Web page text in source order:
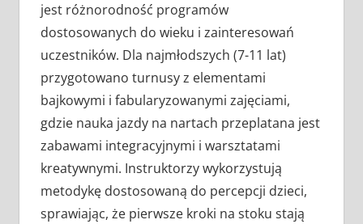
jest różnorodność programów
dostosowanych do wieku i zainteresowań
uczestników. Dla najmłodszych (7-11 lat)
przygotowano turnusy z elementami
bajkowymi i fabularyzowanymi zajęciami,
gdzie nauka jazdy na nartach przeplatana jest
zabawami integracyjnymi i warsztatami
kreatywnymi. Instruktorzy wykorzystują
metodykę dostosowaną do percepcji dzieci,
sprawiając, że pierwsze kroki na stoku stają